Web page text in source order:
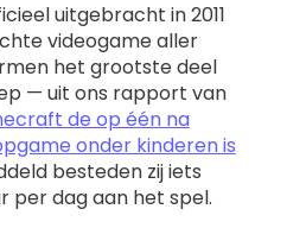
uitgebracht in 2011
videogame aller
het grootste deel
— uit ons rapport van
de op één na
onder kinderen is
besteden zij iets
per dag aan het spel.